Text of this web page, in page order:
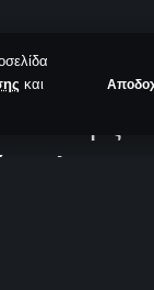
και
Σαμς